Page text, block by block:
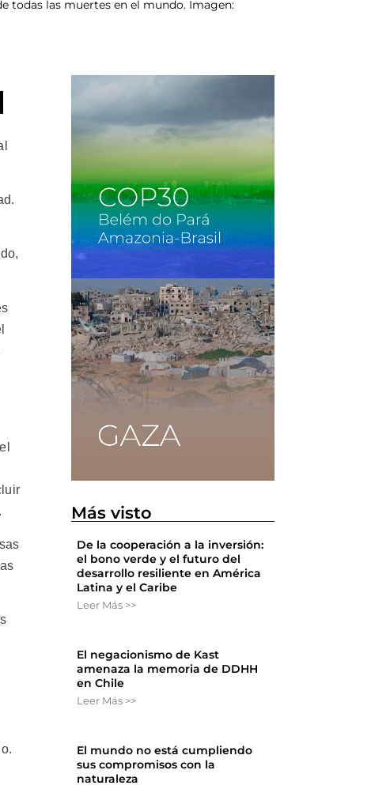
todas las muertes en el mundo. Imagen:
Más visto
De la cooperación a la inversión:
el bono verde y el futuro del
desarrollo resiliente en América
Latina y el Caribe
Leer Más >>
El negacionismo de Kast
amenaza la memoria de DDHH
en Chile
Leer Más >>
El mundo no está cumpliendo
sus compromisos con la
naturaleza